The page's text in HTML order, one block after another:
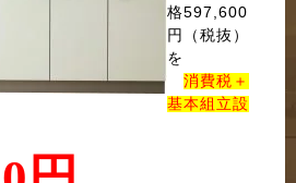
格597,600
円（税抜）
を
消費税＋
基本組立設